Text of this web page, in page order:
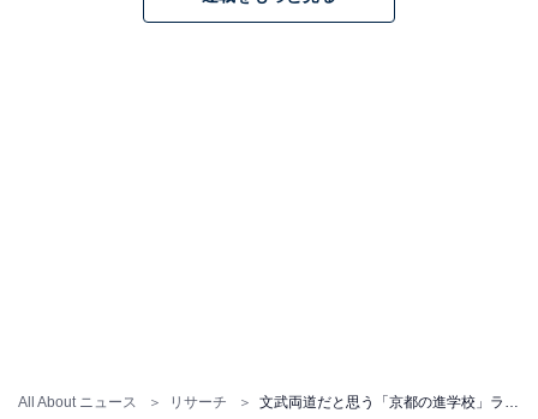
All About ニュース リサーチ